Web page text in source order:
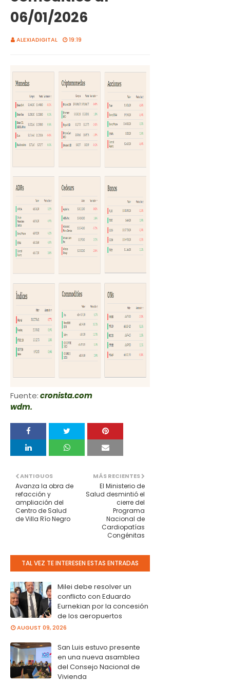
06/01/2026
ALEXIADIGITAL 19:19
Fuente:cronista.com
wdm.
MÁS RECIENTES
El Ministerio de
Salud desmintió el
cierre del
Programa
Nacional de
Cardiopatías
Congénitas
ANTIGUOS
Avanza la obra de
refacción y
ampliación del
Centro de Salud
de Villa Río Negro
TAL VEZ TE INTERESEN ESTAS ENTRADAS
Milei debe resolver un
conflicto con Eduardo
Eurnekian por la concesión
de los aeropuertos
AUGUST 09, 2026
San Luis estuvo presente
en una nueva asamblea
del Consejo Nacional de
Vivienda